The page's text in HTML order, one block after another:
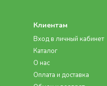
Клиентам
Вход в личный кабинет
Каталог
О нас
Оплата и доставка